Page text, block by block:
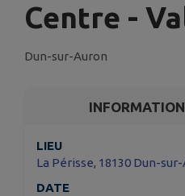
Centre -
Dun-sur-Auron
LIEU
La Périsse, 18130 Dun-
DATE